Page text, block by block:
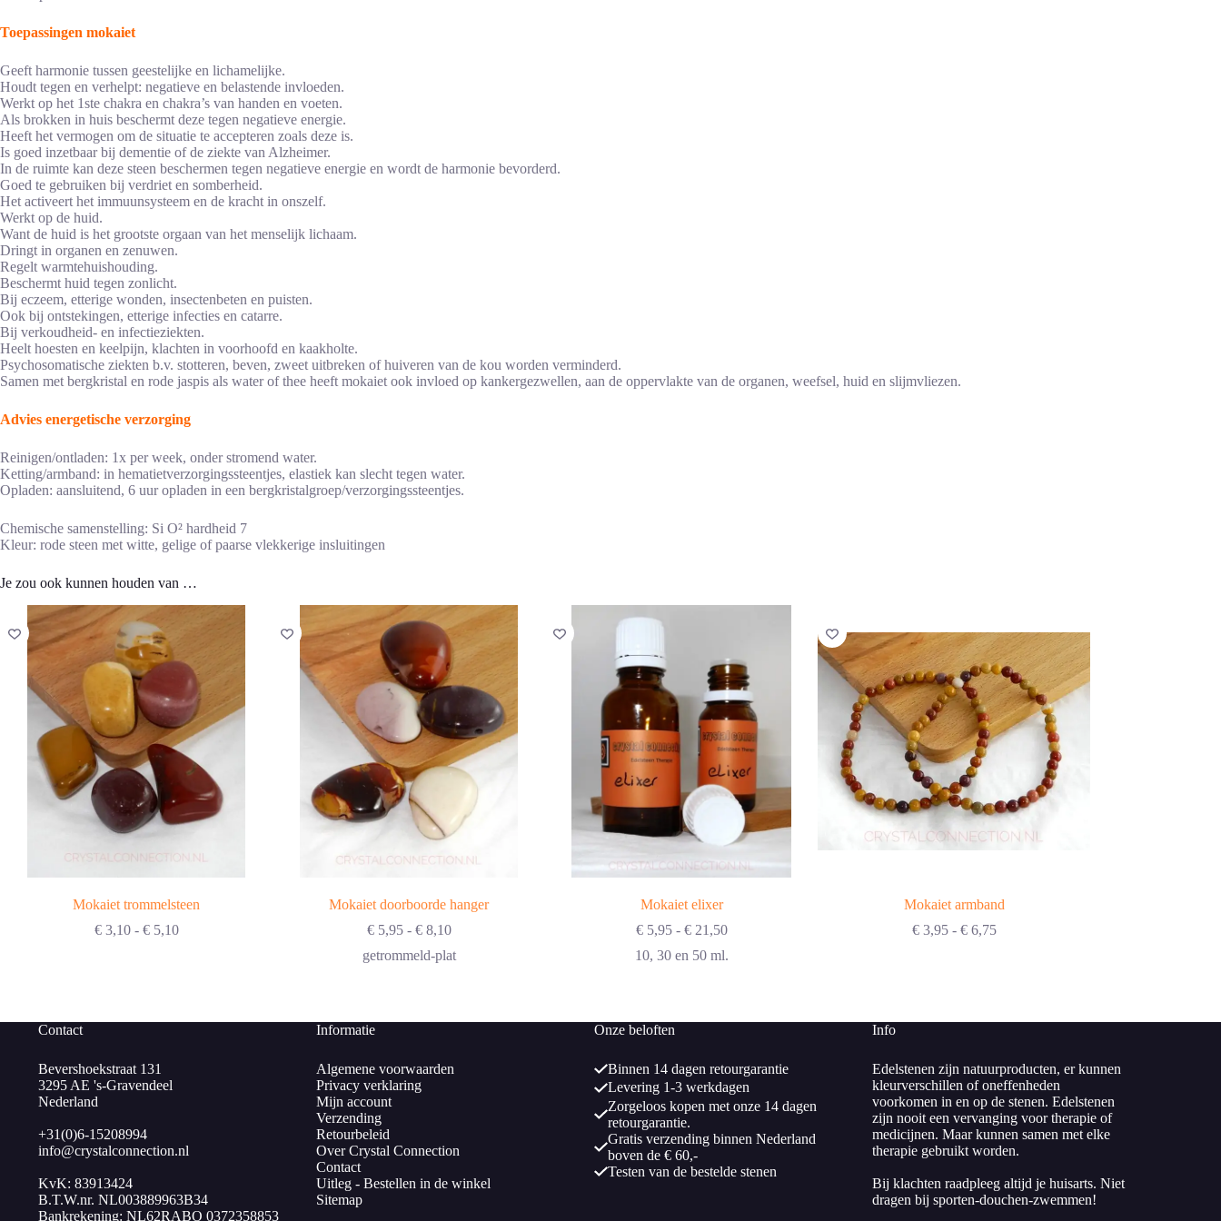
Toepassingen mokaiet
Geeft harmonie tussen geestelijke en lichamelijke.
Houdt tegen en verhelpt: negatieve en belastende invloeden.
Werkt op het 1ste chakra en chakra’s van handen en voeten.
Als brokken in huis beschermt deze tegen negatieve energie.
Heeft het vermogen om de situatie te accepteren zoals deze is.
Is goed inzetbaar bij dementie of de ziekte van Alzheimer.
In de ruimte kan deze steen beschermen tegen negatieve energie en wordt de harmonie bevorderd.
Goed te gebruiken bij verdriet en somberheid.
Het activeert het immuunsysteem en de kracht in onszelf.
Werkt op de huid.
Want de huid is het grootste orgaan van het menselijk lichaam.
Dringt in organen en zenuwen.
Regelt warmtehuishouding.
Beschermt huid tegen zonlicht.
Bij eczeem, etterige wonden, insectenbeten en puisten.
Ook bij ontstekingen, etterige infecties en catarre.
Bij verkoudheid- en infectieziekten.
Heelt hoesten en keelpijn, klachten in voorhoofd en kaakholte.
Psychosomatische ziekten b.v. stotteren, beven, zweet uitbreken of huiveren van de kou worden verminderd.
Samen met bergkristal en rode jaspis als water of thee heeft mokaiet ook invloed op kankergezwellen, aan de oppervlakte van de organen, weefsel, huid en slijmvliezen.
Advies energetische verzorging
Reinigen/ontladen: 1x per week, onder stromend water.
Ketting/armband: in hematietverzorgingssteentjes, elastiek kan slecht tegen water.
Opladen: aansluitend, 6 uur opladen in een bergkristalgroep/verzorgingssteentjes.
Chemische samenstelling: Si O² hardheid 7
Kleur: rode steen met witte, gelige of paarse vlekkerige insluitingen
Je zou ook kunnen houden van …
Mokaiet trommelsteen
€3,10 - €5,10Prijsklasse:
Mokaiet doorboorde hanger
€5,95 - €8,10Prijsklasse:
tot
getrommeld-plat
Mokaiet elixer
€5,95 - €21,50Prijsklasse:
tot
10, 30 en 50 ml.
Mokaiet armband
€3,95 - €6,75Prijsklasse:
Contact
Bevershoekstraat 131
3295 AE 's-Gravendeel
Nederland
+31(0)6-15208994
info@crystalconnection.nl
KvK: 83913424
B.T.W.nr. NL003889963B34
Bankrekening: NL62RABO 0372358853
Informatie
Algemene voorwaarden
Privacy verklaring
Mijn account
Verzending
Retourbeleid
Over Crystal Connection
Contact
Uitleg - Bestellen in de winkel
Sitemap
Onze beloften
Binnen 14 dagen retourgarantie
Levering 1-3 werkdagen
Zorgeloos kopen met onze 14 dagen
retourgarantie.
Gratis verzending binnen Nederland
boven de € 60,-
Testen van de bestelde stenen
Info
Edelstenen zijn natuurproducten, er kunnen
kleurverschillen of oneffenheden
voorkomen in en op de stenen. Edelstenen
zijn nooit een vervanging voor therapie of
medicijnen. Maar kunnen samen met elke
therapie gebruikt worden.
Bij klachten raadpleeg altijd je huisarts. Niet
dragen bij sporten-douchen-zwemmen!